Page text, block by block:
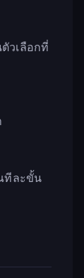
วเลือกที่
ทีละขั้น